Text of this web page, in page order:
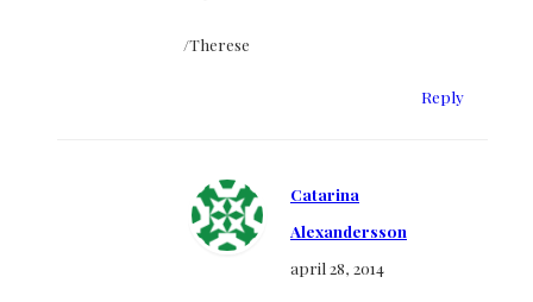
/Therese
Reply
Catarina
Alexandersson
april 28, 2014